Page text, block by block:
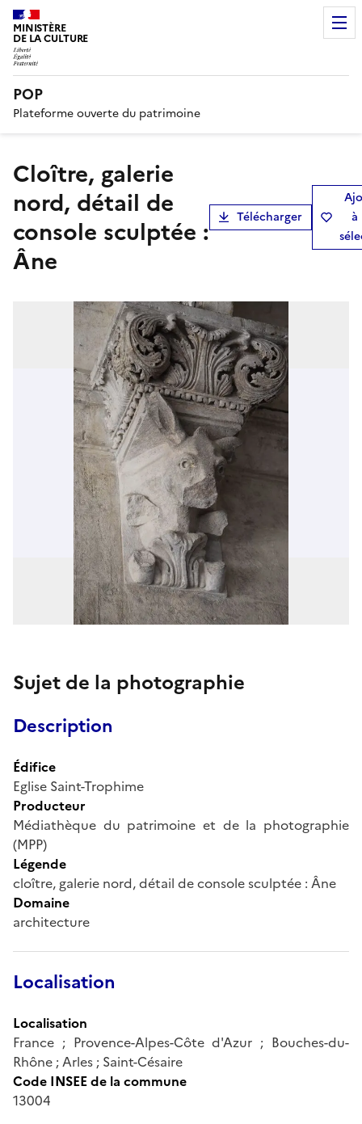
MINISTÈRE
DE LA CULTURE
POP
Plateforme ouverte du patrimoine
cloître, galerie
nord, détail de
console sculptée :
Âne
Télécharger
à
Sujet de la photographie
Description
Édifice
Eglise Saint-Trophime
Producteur
Médiathèque du patrimoine et de la photographie
(MPP)
Légende
cloître, galerie nord, détail de console sculptée : Âne
Domaine
architecture
Localisation
Localisation
France ; Provence-Alpes-Côte d'Azur ; Bouches-du-
Rhône ; Arles ; Saint-Césaire
Code INSEE de la commune
13004